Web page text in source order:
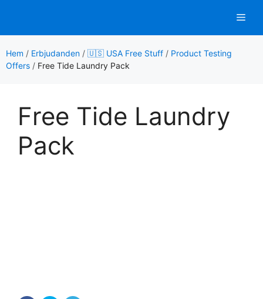
innehåll
Hem / Erbjudanden / 🇺🇸 USA Free Stuff / Product Testing
Offers / Free Tide Laundry Pack
Free Tide Laundry
Pack